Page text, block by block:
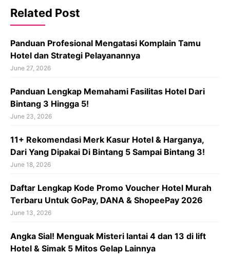
Related Post
Panduan Profesional Mengatasi Komplain Tamu
Hotel dan Strategi Pelayanannya
June 27, 2026
Panduan Lengkap Memahami Fasilitas Hotel Dari
Bintang 3 Hingga 5!
June 23, 2026
11+ Rekomendasi Merk Kasur Hotel & Harganya,
Dari Yang Dipakai Di Bintang 5 Sampai Bintang 3!
June 18, 2026
Daftar Lengkap Kode Promo Voucher Hotel Murah
Terbaru Untuk GoPay, DANA & ShopeePay 2026
June 13, 2026
Angka Sial! Menguak Misteri lantai 4 dan 13 di lift
Hotel & Simak 5 Mitos Gelap Lainnya